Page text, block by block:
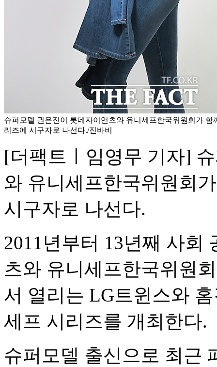
슈퍼모델 권은진이 롯데자이언츠와 유니세프한국위원회가 함
리즈에 시구자로 나선다./진바비
[더팩트ㅣ임영무 기자]
와 유니세프한국위원회
시구자로 나선다.
2011년부터 13년째 사회
츠와 유니세프한국위원
서 열리는 LG트윈스와
세프 시리즈를 개최한다.
슈퍼모델 출신으로 최근